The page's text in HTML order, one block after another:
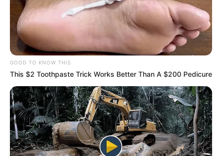
GOOD TO KNOW THIS
This $2 Toothpaste Trick Works Better Than A $200 Pedicure